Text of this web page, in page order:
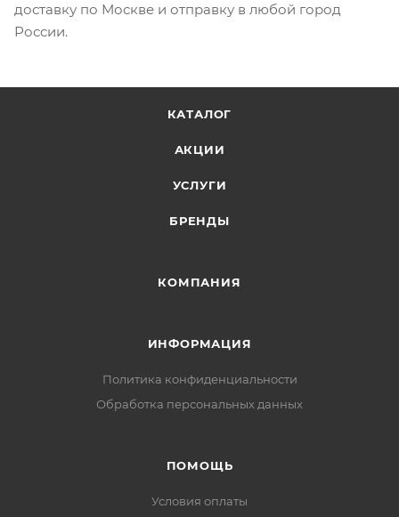
доставку по Москве и отправку в любой город
России.
КАТАЛОГ
АКЦИИ
УСЛУГИ
БРЕНДЫ
КОМПАНИЯ
ИНФОРМАЦИЯ
Политика конфиденциальности
Обработка персональных данных
ПОМОЩЬ
Условия оплаты